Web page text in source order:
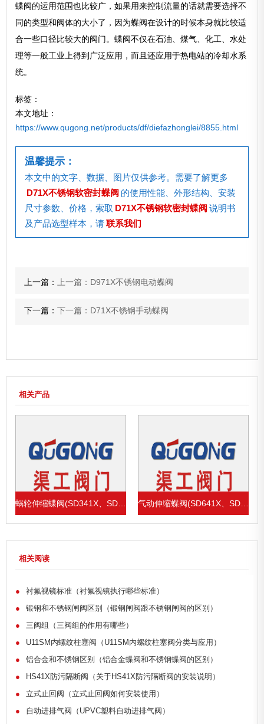
蝶阀的运用范围也比较广，如果用来控制流量的话就需要选择不
同的类型和阀体的大小了，因为蝶阀在设计的时候本身就比较适
合一些口径比较大的阀门。蝶阀不仅在石油、煤气、化工、水处
理等一般工业上得到广泛应用，而且还应用于热电站的冷却水系
统。
标签：
本文地址：
https://www.qugong.net/products/df/diefazhonglei/8855.html
温馨提示：
本文中的文字、数据、图片仅供参考。需要了解更多
D71X不锈钢软密封蝶阀 的使用性能、外形结构、安装
尺寸参数、价格，索取 D71X不锈钢软密封蝶阀 说明书
及产品选型样本，请联系我们
上一篇： 上一篇：D971X不锈钢电动蝶阀
下一篇：下一篇：D71X不锈钢手动蝶阀
相关产品
蜗轮伸缩蝶阀(SD341X、SD343H) 气动伸缩蝶阀(SD641X、SD643H)
相关阅读
●
衬氟视镜标准（衬氟视镜执行哪些标准）
●
锻钢和不锈钢闸阀区别（锻钢闸阀跟不锈钢闸阀的区别）
●
三阀组（三阀组的作用有哪些）
●
U11SM内螺纹柱塞阀（U11SM内螺纹柱塞阀分类与应用）
●
铝合金和不锈钢区别（铝合金蝶阀和不锈钢蝶阀的区别）
●
HS41X防污隔断阀（关于HS41X防污隔断阀的安装说明）
●
立式止回阀（立式止回阀如何安装使用）
●
自动进排气阀（UPVC塑料自动进排气阀）